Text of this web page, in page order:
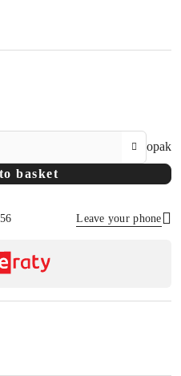
opak
basket
Leave your phone